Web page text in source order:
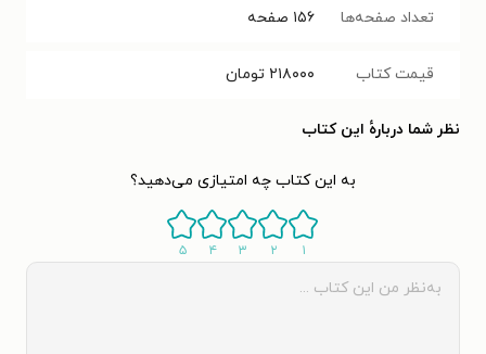
تعداد صفحه‌ها ۱۵۶ صفحه
قیمت کتاب ۲۱۸۰۰۰ تومان
نظر شما دربارهٔ این کتاب
به این کتاب چه امتیازی می‌دهید؟
۱ ۲ ۳ ۴ ۵